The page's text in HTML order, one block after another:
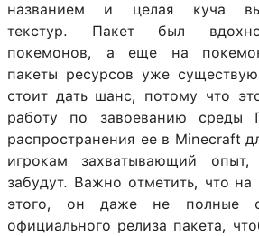
названием и целая куча
текстур. Пакет был
покемонов, а еще на
пакеты ресурсов уже
стоит дать шанс, потому что
работу по завоеванию среды
распространения ее в Minecraft
игрокам захватывающий
забудут. Важно отметить, что
этого, он даже не полные
официального релиза пакета,